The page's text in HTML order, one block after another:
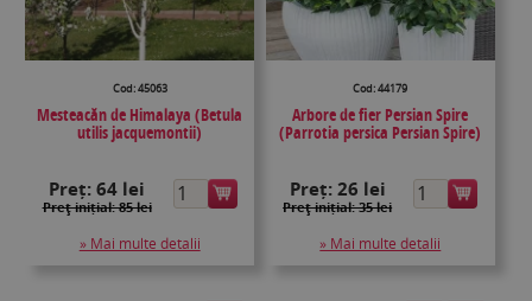
Cod: 45063
Mesteacăn de Himalaya (Betula
utilis jacquemontii)
Preț:64 lei
Preţ inițial: 85 lei
» Mai multe detalii
Cod: 44179
Arbore de fier Persian Spire
(Parrotia persica Persian Spire)
Preț: 26 lei
Preţ inițial: 35 lei
» Mai multe detalii